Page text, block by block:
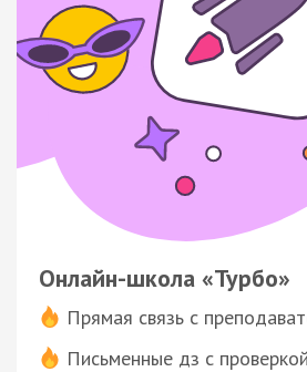
Онлайн-школа «Турбо»
Прямая связь с
Письменные дз с проверкой